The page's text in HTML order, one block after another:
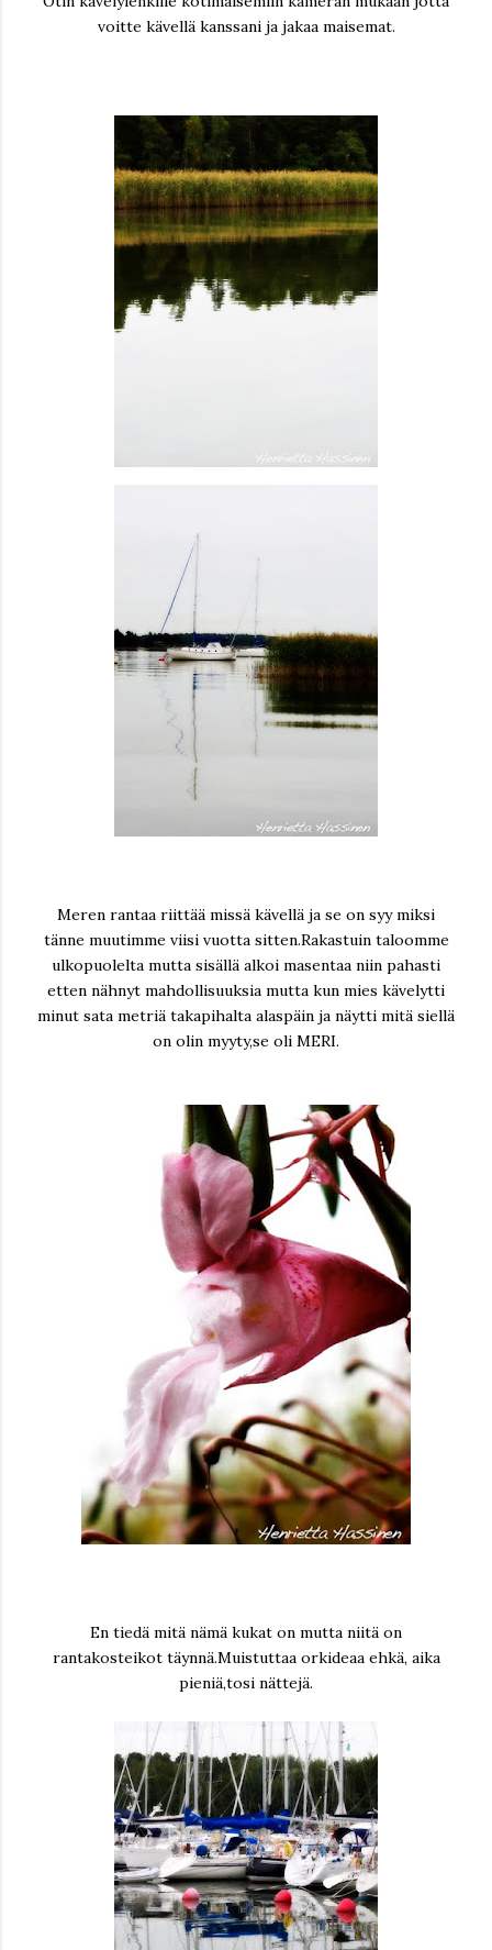
voitte kävellä kanssani ja jakaa maisemat.
Meren rantaa riittää missä kävellä ja se on syy miksi
tänne muutimme viisi vuotta sitten.Rakastuin taloomme
ulkopuolelta mutta sisällä alkoi masentaa niin pahasti
etten nähnyt mahdollisuuksia mutta kun mies kävelytti
minut sata metriä takapihalta alaspäin ja näytti mitä siellä
on olin myyty,se oli MERI.
En tiedä mitä nämä kukat on mutta niitä on
rantakosteikot täynnä.Muistuttaa orkideaa ehkä, aika
pieniä,tosi nättejä.